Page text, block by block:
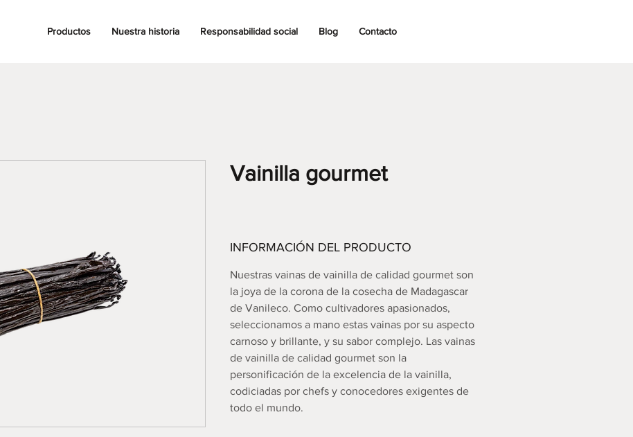
Productos Nuestra historia Responsabilidad social Blog Contacto
Vainilla gourmet
INFORMACIÓN DEL PRODUCTO
Nuestras vainas de vainilla de calidad gourmet son
la joya de la corona de la cosecha de Madagascar
de Vanileco. Como cultivadores apasionados,
seleccionamos a mano estas vainas por su aspecto
carnoso y brillante, y su sabor complejo. Las vainas
de vainilla de calidad gourmet son la
personificación de la excelencia de la vainilla,
codiciadas por chefs y conocedores exigentes de
todo el mundo.